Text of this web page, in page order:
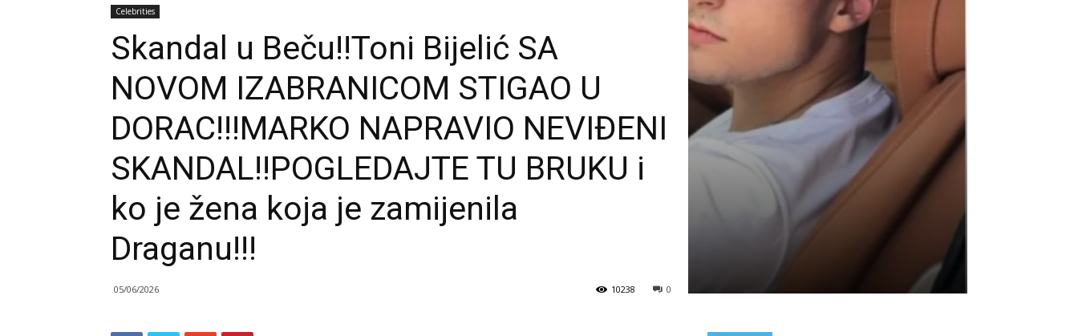
Celebrities
Skandal u Beču!!Toni Bijelić SA
NOVOM IZABRANICOM STIGAO U
DORAC!!!MARKO NAPRAVIO NEVIĐENI
SKANDAL!!POGLEDAJTE TU BRUKU i
ko je žena koja je zamijenila
Draganu!!!
05/06/2026 0
10238